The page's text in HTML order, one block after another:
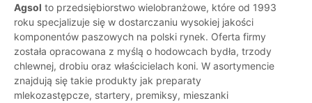
Agsol to przedsiębiorstwo wielobranżowe, które od 1993
roku specjalizuje się w dostarczaniu wysokiej jakości
komponentów paszowych na polski rynek. Oferta firmy
została opracowana z myślą o hodowcach bydła, trzody
chlewnej, drobiu oraz właścicielach koni. W asortymencie
znajdują się takie produkty jak preparaty
mlekozastępcze, startery, premiksy, mieszanki